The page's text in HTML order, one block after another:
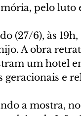
pelo luto
(27/6), às
A obra
um hotel
geracionais e
a mostra,